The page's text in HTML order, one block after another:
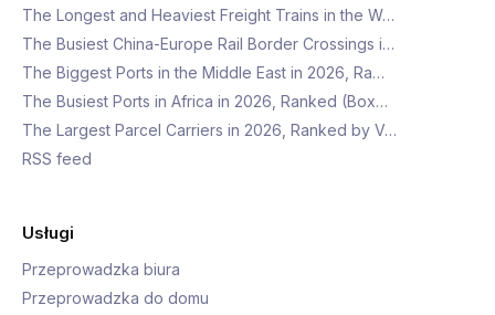
The Longest and Heaviest Freight Trains in the W…
The Busiest China-Europe Rail Border Crossings i…
The Biggest Ports in the Middle East in 2026, Ra…
The Busiest Ports in Africa in 2026, Ranked (Box…
The Largest Parcel Carriers in 2026, Ranked by V…
RSS feed
Usługi
Przeprowadzka biura
Przeprowadzka do domu